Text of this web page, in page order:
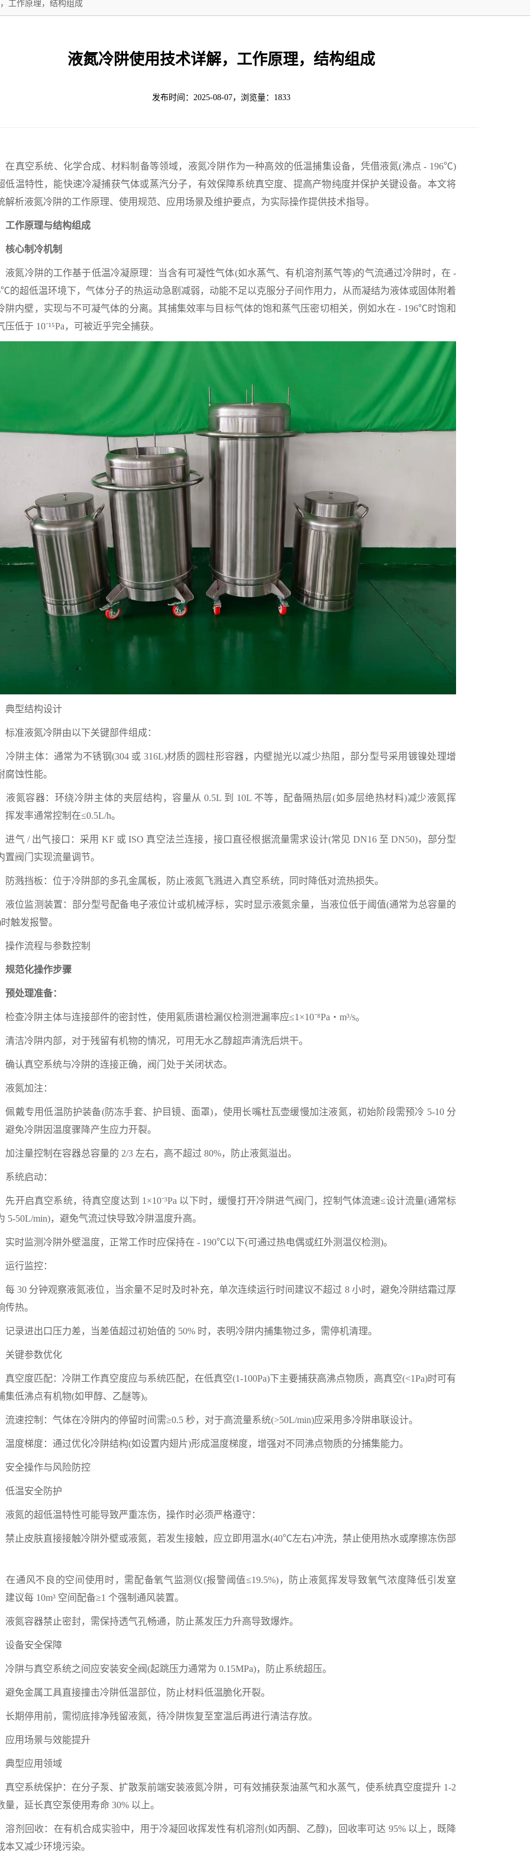
工作原理，结构组成
液氮冷阱使用技术详解，工作原理，结构组成
发布时间：2025-08-07，浏览量：1833
空系统、化学合成、材料制备等领域，液氮冷阱作为一种高效的低温捕集设备，凭借液氮(沸点 - 196℃)
低温特性，能快速冷凝捕获气体或蒸汽分子，有效保障系统真空度、提高产物纯度并保护关键设备。本文将
解析液氮冷阱的工作原理、使用规范、应用场景及维护要点，为实际操作提供技术指导。
作原理与结构组成
心制冷机制
冷阱的工作基于低温冷凝原理：当含有可凝性气体(如水蒸气、有机溶剂蒸气等)的气流通过冷阱时，在 -
的超低温环境下，气体分子的热运动急剧减弱，动能不足以克服分子间作用力，从而凝结为液体或固体附着
阱内壁，实现与不可凝气体的分离。其捕集效率与目标气体的饱和蒸气压密切相关，例如水在 - 196℃时饱和
压低于 10⁻¹⁵Pa，可被近乎完全捕获。
型结构设计
液氮冷阱由以下关键部件组成：
主体：通常为不锈钢(304 或 316L)材质的圆柱形容器，内壁抛光以减少热阻，部分型号采用镀镍处理增
腐蚀性能。
容器：环绕冷阱主体的夹层结构，容量从 0.5L 到 10L 不等，配备隔热层(如多层绝热材料)减少液氮挥
挥发率通常控制在≤0.5L/h。
/ 出气接口：采用 KF 或 ISO 真空法兰连接，接口直径根据流量需求设计(常见 DN16 至 DN50)，部分型
置阀门实现流量调节。
挡板：位于冷阱部的多孔金属板，防止液氮飞溅进入真空系统，同时降低对流热损失。
监测装置：部分型号配备电子液位计或机械浮标，实时显示液氮余量，当液位低于阈值(通常为总容量的
触发报警。
作流程与参数控制
范化操作步骤
处理准备：
冷阱主体与连接部件的密封性，使用氦质谱检漏仪检测泄漏率应≤1×10⁻⁸Pa・m³/s。
冷阱内部，对于残留有机物的情况，可用无水乙醇超声清洗后烘干。
真空系统与冷阱的连接正确，阀门处于关闭状态。
氮加注：
专用低温防护装备(防冻手套、护目镜、面罩)，使用长嘴杜瓦壶缓慢加注液氮，初始阶段需预冷 5-10 分
避免冷阱因温度骤降产生应力开裂。
量控制在容器总容量的 2/3 左右，高不超过 80%，防止液氮溢出。
统启动：
启真空系统，待真空度达到 1×10⁻³Pa 以下时，缓慢打开冷阱进气阀门，控制气体流速≤设计流量(通常标
5-50L/min)，避免气流过快导致冷阱温度升高。
监测冷阱外壁温度，正常工作时应保持在 - 190℃以下(可通过热电偶或红外测温仪检测)。
行监控：
30 分钟观察液氮液位，当余量不足时及时补充，单次连续运行时间建议不超过 8 小时，避免冷阱结霜过厚
传热。
进出口压力差，当差值超过初始值的 50% 时，表明冷阱内捕集物过多，需停机清理。
键参数优化
度匹配：冷阱工作真空度应与系统匹配，在低真空(1-100Pa)下主要捕获高沸点物质，高真空(<1Pa)时可有
集低沸点有机物(如甲醇、乙醚等)。
控制：气体在冷阱内的停留时间需≥0.5 秒，对于高流量系统(>50L/min)应采用多冷阱串联设计。
梯度：通过优化冷阱结构(如设置内翅片)形成温度梯度，增强对不同沸点物质的分捕集能力。
全操作与风险防控
温安全防护
的超低温特性可能导致严重冻伤，操作时必须严格遵守：
皮肤直接接触冷阱外壁或液氮，若发生接触，应立即用温水(40℃左右)冲洗，禁止使用热水或摩擦冻伤部
风不良的空间使用时，需配备氧气监测仪(报警阈值≤19.5%)，防止液氮挥发导致氧气浓度降低引发窒
建议每 10m³ 空间配备≥1 个强制通风装置。
容器禁止密封，需保持透气孔畅通，防止蒸发压力升高导致爆炸。
备安全保障
与真空系统之间应安装安全阀(起跳压力通常为 0.15MPa)，防止系统超压。
金属工具直接撞击冷阱低温部位，防止材料低温脆化开裂。
停用前，需彻底排净残留液氮，待冷阱恢复至室温后再进行清洁存放。
用场景与效能提升
型应用领域
系统保护：在分子泵、扩散泵前端安装液氮冷阱，可有效捕获泵油蒸气和水蒸气，使系统真空度提升 1-2
量，延长真空泵使用寿命 30% 以上。
回收：在有机合成实验中，用于冷凝回收挥发性有机溶剂(如丙酮、乙醇)，回收率可达 95% 以上，既降
本又减少环境污染。